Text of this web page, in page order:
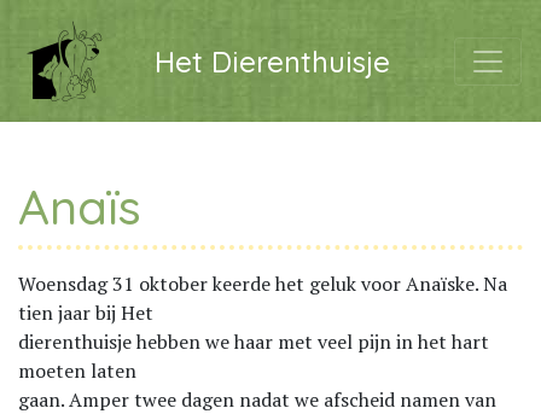
Het Dierenthuisje
Anaïs
Woensdag 31 oktober keerde het geluk voor Anaïske. Na
tien jaar bij Het
dierenthuisje hebben we haar met veel pijn in het hart
moeten laten
gaan. Amper twee dagen nadat we afscheid namen van